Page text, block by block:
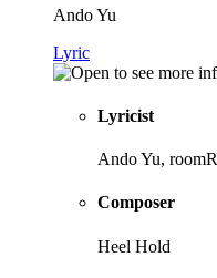
Ando Yu
Lyric
Lyricist
Ando Yu, roomR
Composer
Heel Hold